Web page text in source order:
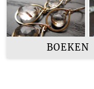
BOEKEN